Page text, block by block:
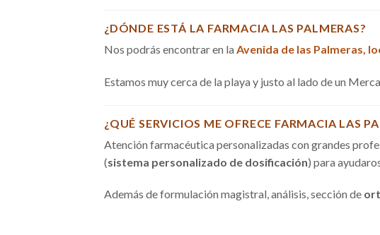
¿DÓNDE ESTÁ LA FARMACIA LAS PALMERAS?
Nos podrás encontrar en la Avenida de las Palmeras,
Estamos muy cerca de la playa y justo al lado de un
¿QUÉ SERVICIOS ME OFRECE FARMACIA LAS
Atención farmacéutica personalizadas con grandes
(sistema personalizado de dosificación) para
Además de formulación magistral, análisis, sección de